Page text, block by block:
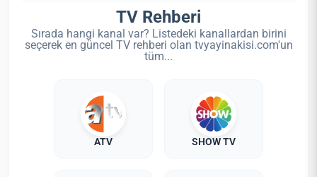
TV Rehberi
Sırada hangi kanal var? Listedeki kanallardan birini
seçerek en güncel TV rehberi olan tvyayinakisi.com'un
tüm...
ATV SHOW TV